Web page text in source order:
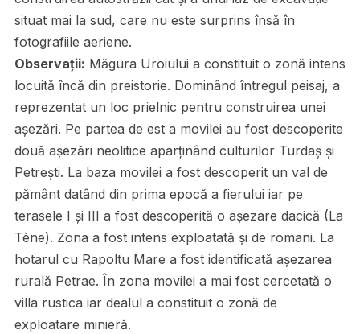
situat mai la sud, care nu este surprins însă în
fotografiile aeriene.
Observații: Măgura Uroiului a constituit o zonă intens
locuită încă din preistorie. Dominând întregul peisaj, a
reprezentat un loc prielnic pentru construirea unei
așezări. Pe partea de est a movilei au fost descoperite
două așezări neolitice aparținând culturilor Turdaș și
Petrești. La baza movilei a fost descoperit un val de
pământ datând din prima epocă a fierului iar pe
terasele I și III a fost descoperită o așezare dacică (La
Tène). Zona a fost intens exploatată și de romani. La
hotarul cu Rapoltu Mare a fost identificată așezarea
rurală Petrae. În zona movilei a mai fost cercetată o
villa rustica iar dealul a constituit o zonă de
exploatare minieră.